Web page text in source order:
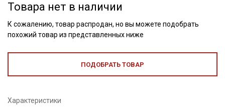
Товара нет в наличии
К сожалению, товар распродан, но вы можете подобрать
похожий товар из представленных ниже
ПОДОБРАТЬ ТОВАР
Характеристики